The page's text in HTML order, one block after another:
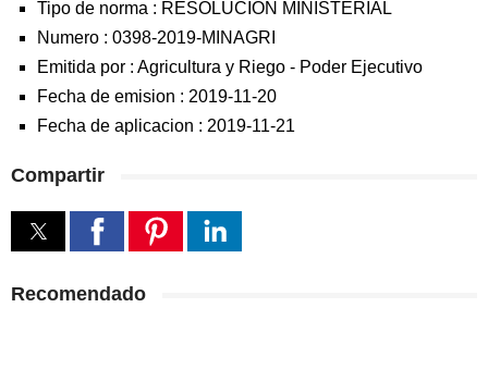
Tipo de norma : RESOLUCIÓN MINISTERIAL
Numero : 0398-2019-MINAGRI
Emitida por : Agricultura y Riego - Poder Ejecutivo
Fecha de emision : 2019-11-20
Fecha de aplicacion : 2019-11-21
Compartir
Recomendado